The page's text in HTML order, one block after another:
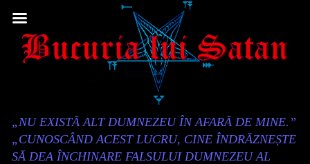
to
Content
Header
„NU EXISTĂ ALT DUMNEZEU ÎN AFARĂ DE MINE.”
„CUNOSCÂND ACEST LUCRU, CINE ÎNDRĂZNEȘTE
SĂ DEA ÎNCHINARE FALSULUI DUMNEZEU AL